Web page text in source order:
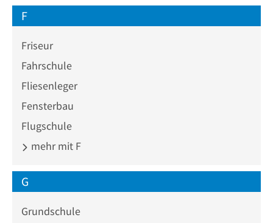
F
Friseur
Fahrschule
Fliesenleger
Fensterbau
Flugschule
mehr mit F
G
Grundschule